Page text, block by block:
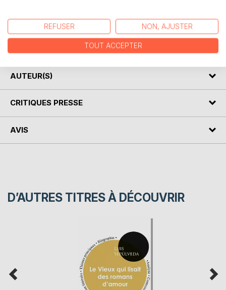
dettagliato (capitolo per capitolo), le ragioni del suo
successo, i temi principali e l’analisi del movimento
AUTEUR(S)
CRITIQUES PRESSE
AVIS
D’AUTRES TITRES À DÉCOUVRIR
REFUSER NON, AJUSTER
TOUT ACCEPTER